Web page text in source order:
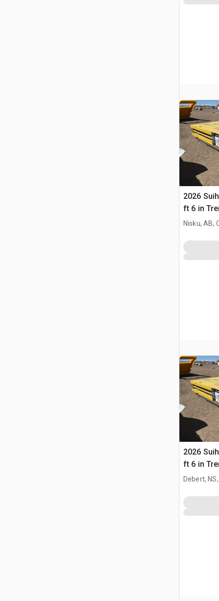
2026
ft 6 in
(Unused)
Nisku, AB,
2026
ft 6 in
(Unused)
Debert,